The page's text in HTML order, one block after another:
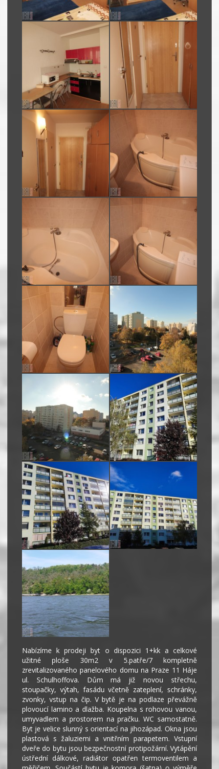
Nabízíme k prodeji byt o dispozici 1+kk a celkové
užitné ploše 30m2 v 5.patře/7 kompletně
zrevitalizovaného panelového domu na Praze 11 Háje
ul. Schulhoffova. Dům má již novou střechu,
stoupačky, výtah, fasádu včetně zateplení, schránky,
zvonky, vstup na čip. V bytě je na podlaze převážně
plovoucí lamino a dlažba. Koupelna s rohovou vanou,
umyvadlem a prostorem na pračku. WC samostatně.
Byt je velice slunný s orientací na jihozápad. Okna jsou
plastová s žaluziemi a vnitřním parapetem. Vstupní
dveře do bytu jsou bezpečnostní protipožární. Vytápění
ústřední dálkové, radiátor opatřen termoventilem a